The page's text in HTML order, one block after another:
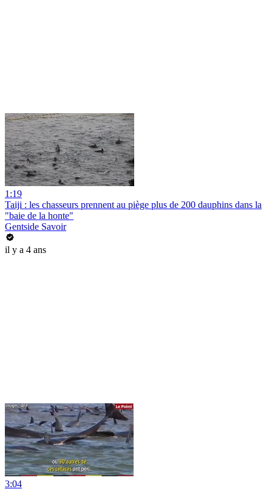
1:19
Taiji : les chasseurs prennent au piège plus de 200 dauphins dans la
"baie de la honte"
Gentside Savoir
il y a 4 ans
3:04